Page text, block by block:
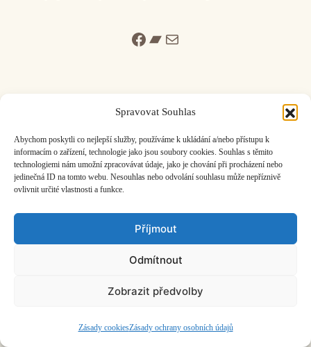
Spravovat Souhlas
Abychom poskytli co nejlepší služby, používáme k ukládání a/nebo přístupu k
informacím o zařízení, technologie jako jsou soubory cookies. Souhlas s těmito
technologiemi nám umožní zpracovávat údaje, jako je chování při procházení nebo
jedinečná ID na tomto webu. Nesouhlas nebo odvolání souhlasu může nepříznivě
ovlivnit určité vlastnosti a funkce.
Příjmout
Odmítnout
Zobrazit předvolby
Zásady cookiesZásady ochrany osobních údajů
Facebook
Bandcamp
Mail
ČASOPIS O JINÉ HUDBĚ | vydáváHudební informační středisko
založeno 2001 | Kontaktujte nás: info@hisvoice.cz
©2026 HISvoice – design a adminAtelier Dokument